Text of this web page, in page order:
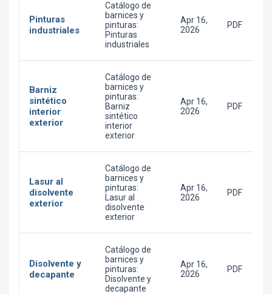
Pinturas
industriales
Catálogo de
barnices y
pinturas:
Pinturas
industriales
Apr 16,
2026
PDF
Barniz
sintético
interior
exterior
Catálogo de
barnices y
pinturas:
Barniz
sintético
interior
exterior
Apr 16,
2026
PDF
Lasur al
disolvente
exterior
Catálogo de
barnices y
pinturas:
Lasur al
disolvente
exterior
Apr 16,
2026
PDF
Disolvente y
decapante
Catálogo de
barnices y
pinturas:
Disolvente y
decapante
Apr 16,
2026
PDF